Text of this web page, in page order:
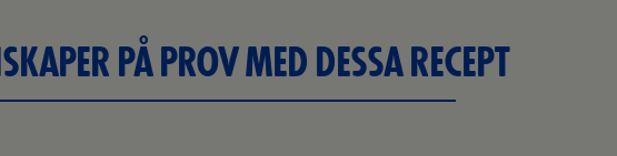
PÅ PROV MED DESSA RECEPT